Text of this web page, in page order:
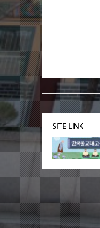
SITE LINK